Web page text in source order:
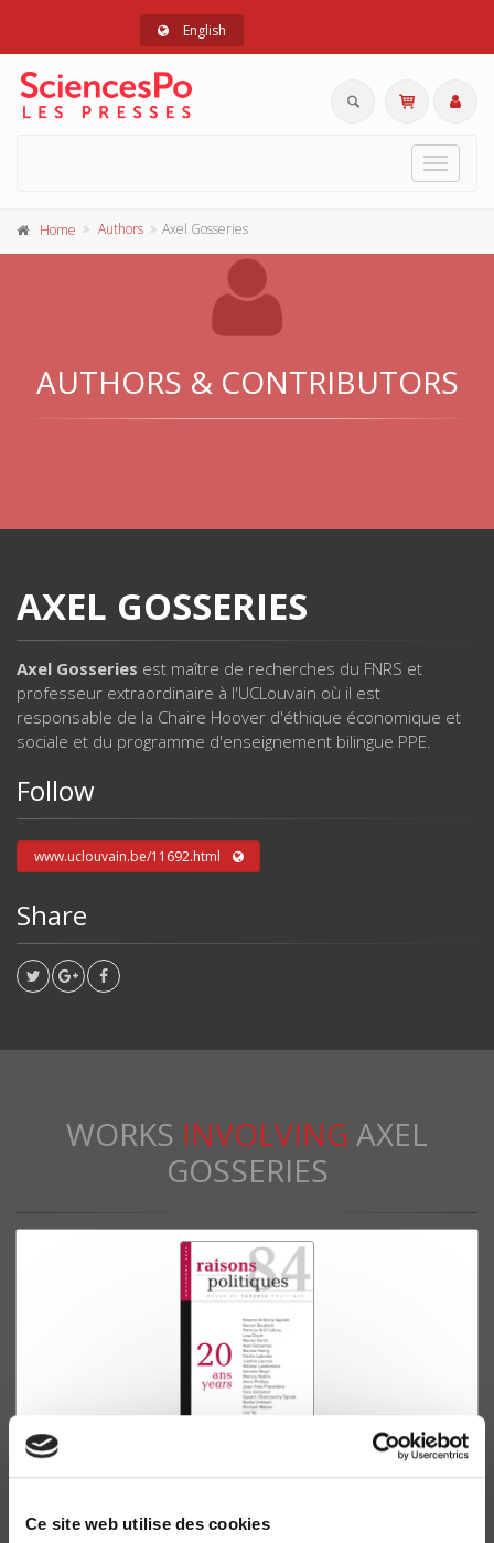
Ce site web utilise des cookies
English
Toggle
Home Authors Axel Gosseries
AUTHORS & CONTRIBUTORS
AXEL GOSSERIES
Axel Gosseries est maître de recherches du FNRS et
professeur extraordinaire à l'UCLouvain où il est
responsable de la Chaire Hoover d'éthique économique et
sociale et du programme d'enseignement bilingue PPE.
Follow
www.uclouvain.be/11692.html
Share
WORKS INVOLVING AXEL
GOSSERIES
Raisons politiques 84, novembre 2021
Kwame Anthony Appiah, Rainer Bauböck